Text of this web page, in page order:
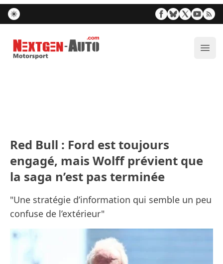
Nextgen-Auto.com
Red Bull : Ford est toujours
engagé, mais Wolff prévient que
la saga n’est pas terminée
"Une stratégie d’information qui semble un peu
confuse de l’extérieur"